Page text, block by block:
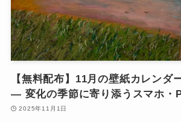
【無料配布】11月の壁紙カレンダ
― 変化の季節に寄り添うスマホ・
2025年11月1日